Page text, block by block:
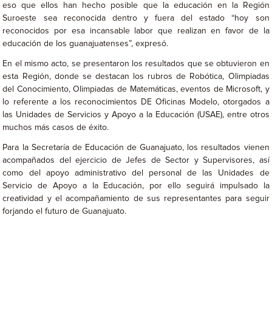
eso que ellos han hecho posible que la educación en la Región
Suroeste sea reconocida dentro y fuera del estado “hoy son
reconocidos por esa incansable labor que realizan en favor de la
educación de los guanajuatenses”, expresó.
En el mismo acto, se presentaron los resultados que se obtuvieron en
esta Región, donde se destacan los rubros de Robótica, Olimpiadas
del Conocimiento, Olimpiadas de Matemáticas, eventos de Microsoft, y
lo referente a los reconocimientos DE Oficinas Modelo, otorgados a
las Unidades de Servicios y Apoyo a la Educación (USAE), entre otros
muchos más casos de éxito.
Para la Secretaría de Educación de Guanajuato, los resultados vienen
acompañados del ejercicio de Jefes de Sector y Supervisores, así
como del apoyo administrativo del personal de las Unidades de
Servicio de Apoyo a la Educación, por ello seguirá impulsado la
creatividad y el acompañamiento de sus representantes para seguir
forjando el futuro de Guanajuato.